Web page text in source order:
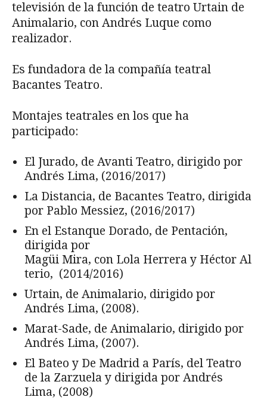
televisión de la función de teatro Urtain de
Animalario, con Andrés Luque como
realizador.
Es fundadora de la compañía teatral
Bacantes Teatro.
Montajes teatrales en los que ha
participado:
El Jurado, de Avanti Teatro, dirigido por
Andrés Lima, (2016/2017)
La Distancia, de Bacantes Teatro, dirigida
por Pablo Messiez, (2016/2017)
En el Estanque Dorado, de Pentación,
dirigida por
Magüi Mira, con Lola Herrera y Héctor Al
terio, (2014/2016)
Urtain, de Animalario, dirigido por
Andrés Lima, (2008).
Marat-Sade, de Animalario, dirigido por
Andrés Lima, (2007).
El Bateo y De Madrid a París, del Teatro
de la Zarzuela y dirigida por Andrés
Lima, (2008)